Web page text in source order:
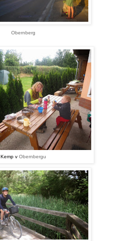
Obernberg
Kemp v Obernbergu